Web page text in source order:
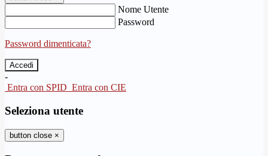
Nome Utente
Password
Password dimenticata?
-
Entra con SPID Entra con CIE
Seleziona utente
button close ×